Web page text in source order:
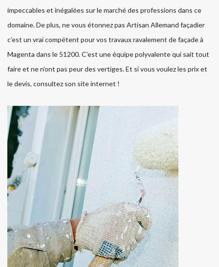
impeccables et inégalées sur le marché des professions dans ce
domaine. De plus, ne vous étonnez pas Artisan Allemand façadier
c’est un vrai compétent pour vos travaux ravalement de façade à
Magenta dans le 51200. C’est une équipe polyvalente qui sait tout
faire et ne n’ont pas peur des vertiges. Et si vous voulez les prix et
le devis, consultez son site internet !